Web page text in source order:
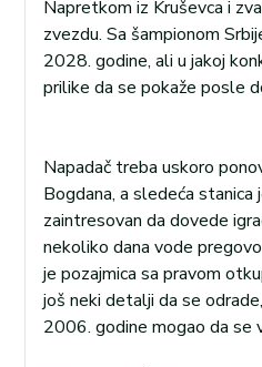
Napretkom iz Kruševca i
zvezdu. Sa šampionom
2028. godine, ali u jakoj
prilike da se pokaže posle
Napadač treba uskoro
Bogdana, a sledeća stanica
zaintresovan da dovede
nekoliko dana vode
je pozajmica sa pravom
još neki detalji da se
2006. godine mogao da se